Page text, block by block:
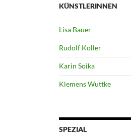
KÜNSTLERINNEN
Lisa Bauer
Rudolf Koller
Karin Soika
Klemens Wuttke
SPEZIAL